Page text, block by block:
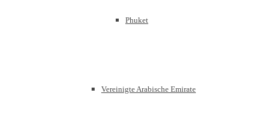
Phuket
Vereinigte Arabische Emirate